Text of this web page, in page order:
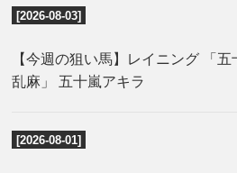
[2026-08-03]
【今週の狙い馬】レイニング 「
乱麻」 五十嵐アキラ
[2026-08-01]